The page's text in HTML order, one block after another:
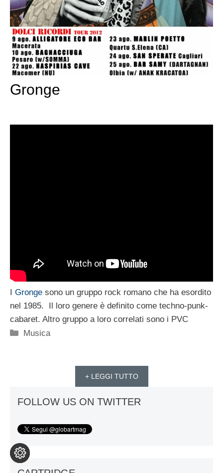
Gronge
I Gronge sono un gruppo rock romano che ha esordito
nel 1985. Il loro genere è definito come techno-punk-
cabaret. Altro gruppo a loro correlati sono i PVC
Categorie
Musica
+ LEGGI TUTTO
FOLLOW US ON TWITTER